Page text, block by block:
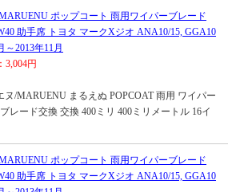
ポップコート 雨用ワイパーブレード
助手席 トヨタ マークXジオ ANA10/15, GGA10
～2013年11月
3,004円
/MARUENU まるえぬ POPCOAT 雨用 ワイパー
レード交換 交換 400ミリ 400ミリメートル 16イ
ポップコート 雨用ワイパーブレード
助手席 トヨタ マークXジオ ANA10/15, GGA10